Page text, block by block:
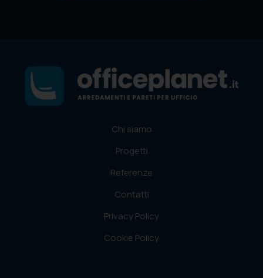
Chi siamo
Progetti
Referenze
Contatti
Privacy Policy
Cookie Policy